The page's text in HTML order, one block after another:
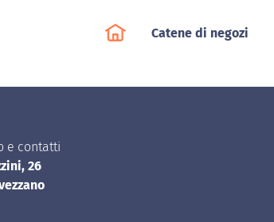
Catene di negozi
e contatti
26